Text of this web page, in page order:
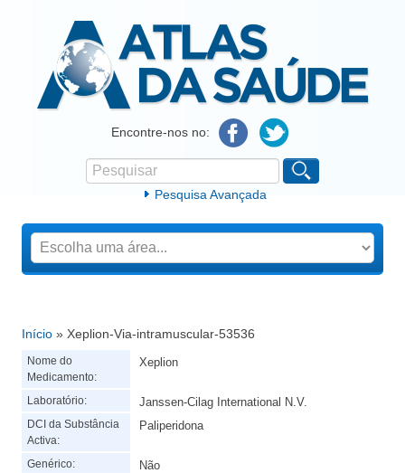
Atlas da SaúdeEncontre-nos no:
Formulário de procura
Pesquisar
Pesquisa Avançada
Está aqui
Início » Xeplion-Via-intramuscular-53536
Nome do
Medicamento:
Xeplion
Laboratório: Janssen-Cilag International N.V.
DCI da Substância
Activa:
Paliperidona
Genérico: Não